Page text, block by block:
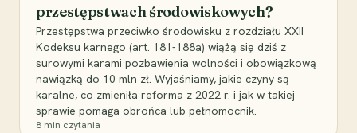
przestępstwach środowiskowych?
Przestępstwa przeciwko środowisku z rozdziału XXII
Kodeksu karnego (art. 181-188a) wiążą się dziś z
surowymi karami pozbawienia wolności i obowiązkową
nawiązką do 10 mln zł. Wyjaśniamy, jakie czyny są
karalne, co zmieniła reforma z 2022 r. i jak w takiej
sprawie pomaga obrońca lub pełnomocnik.
8 min czytania